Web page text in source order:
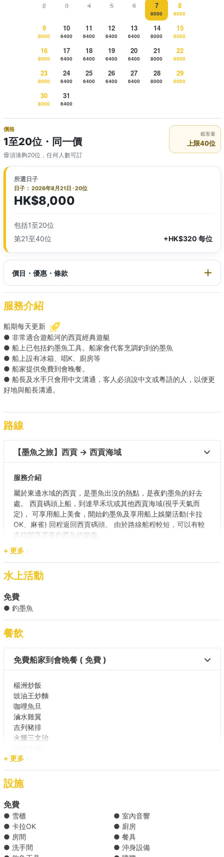
2 3 4 5 6 7
8000
8
8000
9
8000
10
6400
11
6400
12
6400
13
6400
14
8000
15
8000
16
8000
17
6400
18
6400
19
6400
20
6400
21
8000
22
8000
23
8000
24
6400
25
6400
26
6400
27
6400
28
8000
29
8000
30
8000
31
6400
價格
1至20位・同一價
毋須湊夠20位，任何人數可訂
載客量
上限40位
所選日子
日子： 2026年8月21日 · 20位
HK$8,000
包括1至20位
第21至40位
+HK$320 每位
價目・優惠・條款
服務介紹
船期每天更新
● 非常適合遊船河的西貢經典遊艇
● 船上已包括釣墨魚工具。船家會代客烹調釣到的墨魚
● 船上設有冰箱、唱K、廚房等
● 船家提供免費到會晚餐。
● 船長及水手只會用中文溝通，客人必須說中文或粵語的人，以便更
好地與船長溝通。
路線
【墨魚之旅】西貢 → 西貢海域
服務介紹
屬於東邊水域的西貢，是墨魚出沒的熱點，是夜釣墨魚的好去
處。 西貢碼頭上船，到達早禾坑或其他西貢海域(視乎天氣而
定)， 可享用船上美食，開始釣墨魚及享用船上娛樂活動(卡拉
OK、麻雀) 回程返回西貢碼頭。 由於路線船程較短，可以有較
多時間享受夜釣墨魚的樂趣。
碼頭
西貢公眾碼頭 1,2,3,4,5,6 號泊位/ 西貢新公眾碼頭 7,8,9,10 號
泊位 （長碼頭）
西貢海域
+ 更多
水上活動
免費
● 釣墨魚
餐飲
免費船家到會晚餐 ( 免費 )
楊洲炒飯
豉油王炒麵
咖哩魚旦
滷水雞翼
吉列豬排
火腿三文治
郊外油菜
*餐單可能會因食材供應有所調整，船東保留對上述餐單進行調整的權
Holimood為您代訂更多精選到會套餐 (需自行取貨), 按此查看
+ 更多
設施
免費
● 雪櫃
● 室內音響
● 卡拉OK
● 廚房
● 房間
● 餐具
● 洗手間
● 沖身設備